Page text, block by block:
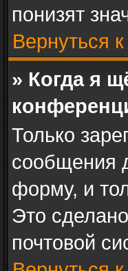
понизят
Вернуться
» Когда я
Только
сообщения
форму, и
Это
почтовой